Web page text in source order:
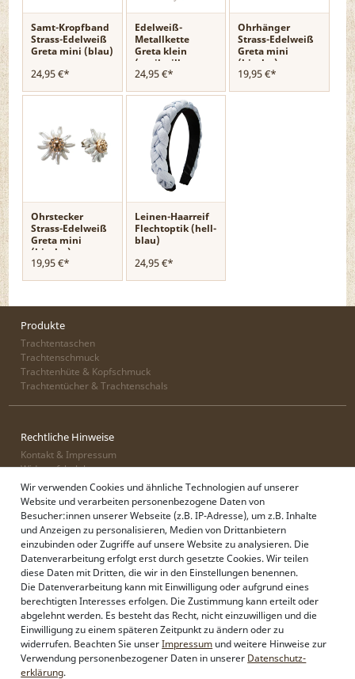
Samt-Kropfband
Strass-Edelweiß
Greta mini (blau)
24,95 €*
Edelweiß-
Metallkette
Greta klein
(antik-silber-
farben)
24,95 €*
Ohrhänger
Strass-Edelweiß
Greta mini
(bicolor)
19,95 €*
Ohrstecker
Strass-Edelweiß
Greta mini
(bicolor)
19,95 €*
Leinen-Haarreif
Flechtoptik (hell-
blau)
24,95 €*
Produkte
Trachtentaschen
Trachtenschmuck
Trachtenhüte & Kopfschmuck
Trachtentücher & Trachtenschals
Rechtliche Hinweise
Kontakt & Impressum
Widerrufsbelehrung
Zahlung & Lieferung
Datenschutz
AGB
Alpenflüstern
Philosophie
Händlerbereich
Firmenkunden
Sonderanfertigungen
Pressebereich
Kontakt & Impressum
Wir verwenden Cookies und ähnliche Technologien auf unserer
Website und verarbeiten personenbezogene Daten von
Besucher:innen unserer Webseite (z.B. IP-Adresse), um z.B. Inhalte
und Anzeigen zu personalisieren, Medien von Drittanbietern
einzubinden oder Zugriffe auf unsere Website zu analysieren. Die
Datenverarbeitung erfolgt erst durch gesetzte Cookies. Wir teilen
diese Daten mit Dritten, die wir in den Einstellungen benennen.
Die Datenverarbeitung kann mit Einwilligung oder aufgrund eines
berechtigten Interesses erfolgen. Die Zustimmung kann erteilt oder
abgelehnt werden. Es besteht das Recht, nicht einzuwilligen und die
Einwilligung zu einem späteren Zeitpunkt zu ändern oder zu
widerrufen. Beachten Sie unserImpressum und weitere Hinweise zur
Verwendung personenbezogener Daten in unserer Daten­schutz­
erklärung.